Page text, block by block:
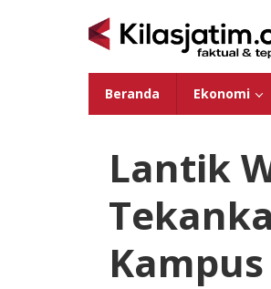
Beranda Ekonomi
Lantik
Kampus